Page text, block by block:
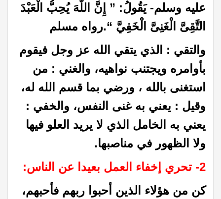
عليه وسلم- يَقُولُ: ” إِنَّ اللَّهَ يُحِبُّ الْعَبْدَ
التَّقِىَّ الْغَنِىَّ الْخَفِيَّ “.رواه مسلم
والتقي : الذي يتقي الله عز وجل فيقوم
بأوامره ويجتنب نواهيه، والغني : من
استغنى بالله ، ورضي بما قسم الله له،
وقيل : يعني به غنى النفس، والخفي :
يعني به الخامل الذي لا يريد العلو فيها
ولا الظهور في مناصبها.
2- تحري إخفاء العمل بعيدا عن الناس
:
كن من هؤلاء الذين أحبوا ربهم فأحبهم،